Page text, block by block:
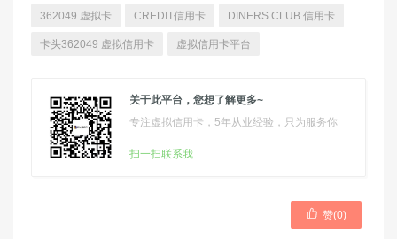
362049 虚拟卡 CREDIT信用卡 DINERS CLUB 信用卡
卡头362049 虚拟信用卡 虚拟信用卡平台
关于此平台，您想了解更多~
专注虚拟信用卡，5年从业经验，只为服务你
扫一扫联系我
 赞(0)